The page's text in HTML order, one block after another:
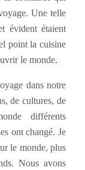
Une telle
évident étaient
point la cuisine
le monde.
dans notre
de cultures, de
différents
ont changé. Je
le monde, plus
Nous avons